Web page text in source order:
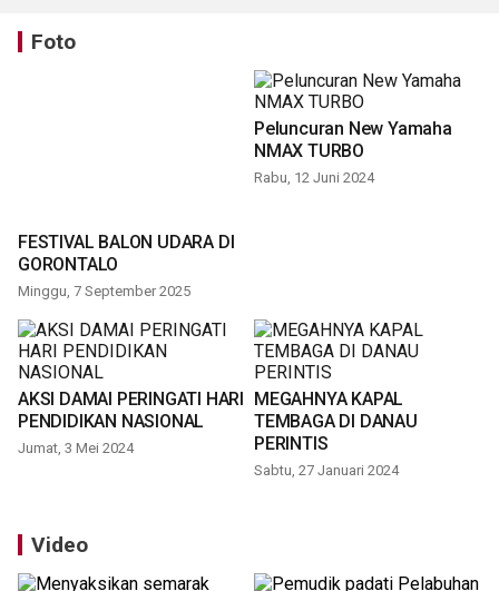
Foto
FESTIVAL BALON UDARA DI
GORONTALO
Minggu, 7 September 2025
Peluncuran New Yamaha
NMAX TURBO
Rabu, 12 Juni 2024
AKSI DAMAI PERINGATI HARI
PENDIDIKAN NASIONAL
Jumat, 3 Mei 2024
MEGAHNYA KAPAL
TEMBAGA DI DANAU
PERINTIS
Sabtu, 27 Januari 2024
Video